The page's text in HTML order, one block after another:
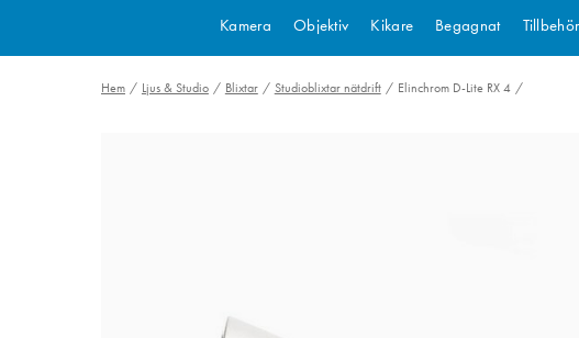
Kamera Objektiv Kikare Begagnat Tillbehör
Hem Ljus & Studio Blixtar Studioblixtar nätdrift Elinchrom D-Lite RX 4